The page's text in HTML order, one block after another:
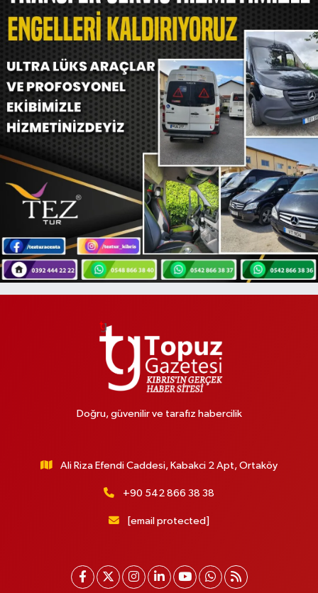
Doğru, güvenilir ve tarafız habercilik
Ali Riza Efendi Caddesi, Kabakci 2 Apt, Ortaköy
+90 542 866 38 38
[email protected]